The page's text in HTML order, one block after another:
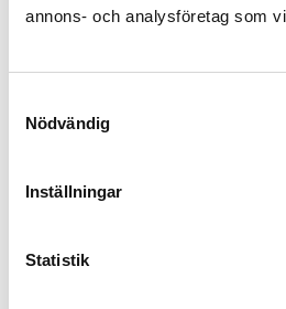
annons- och analysföretag som
Nödvändig
Inställningar
Statistik
Mått
h x b x dj: Ram 99 x 141 x 6 cm
Inventarienummer
Förvärv
Övertagande 1865 från Kongl.